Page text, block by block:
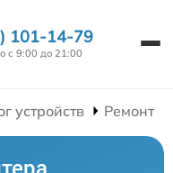
101-14-79
с 9:00 до 21:00
устройств Ремонт